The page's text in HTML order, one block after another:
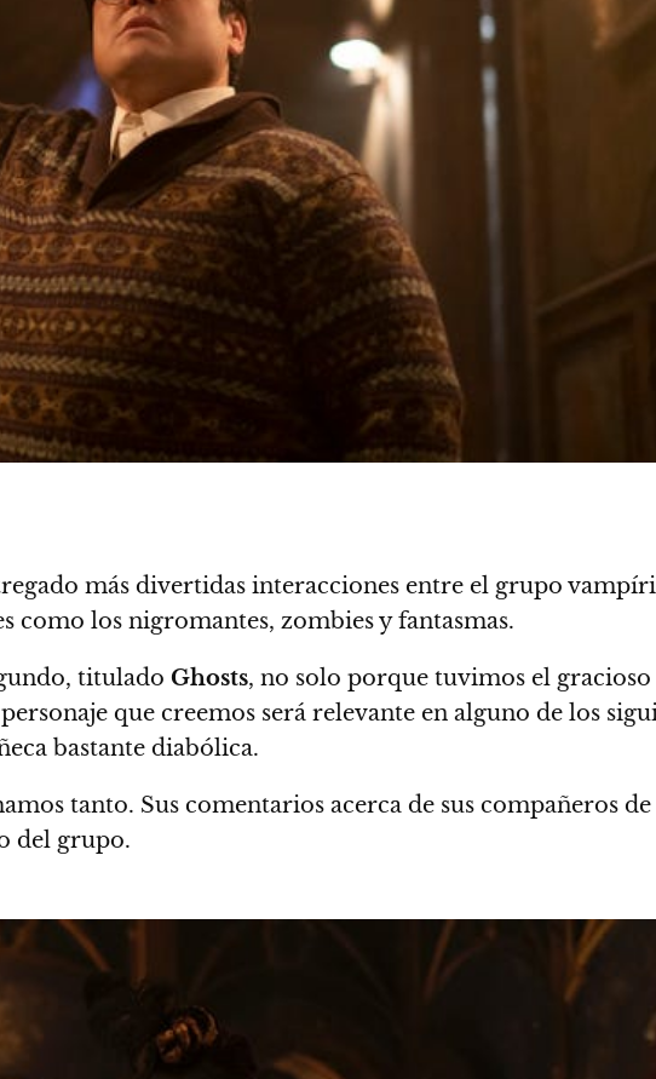
más divertidas interacciones entre el grupo
como los nigromantes, zombies y fantasmas.
titulado Ghosts, no solo porque tuvimos el
que creemos será relevante en alguno de los
bastante diabólica.
tanto. Sus comentarios acerca de sus compañeros
del grupo.